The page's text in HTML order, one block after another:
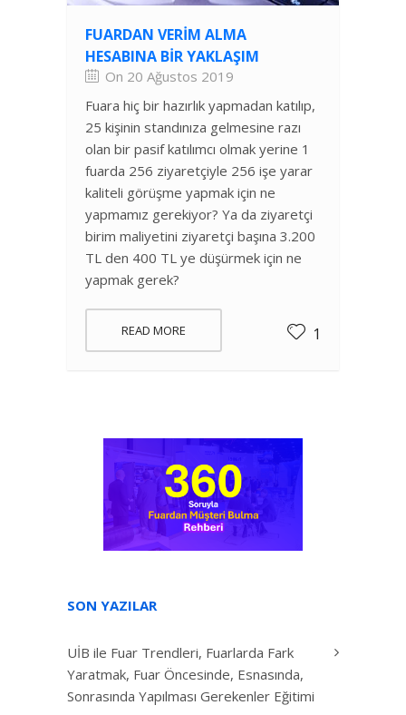
FUARDAN VERIM ALMA
HESABINA BIR YAKLAŞIM
On 20 Ağustos 2019
Fuara hiç bir hazırlık yapmadan katılıp,
25 kişinin standınıza gelmesine razı
olan bir pasif katılımcı olmak yerine 1
fuarda 256 ziyaretçiyle 256 işe yarar
kaliteli görüşme yapmak için ne
yapmamız gerekiyor? Ya da ziyaretçi
birim maliyetini ziyaretçi başına 3.200
TL den 400 TL ye düşürmek için ne
yapmak gerek?
READ MORE 1
SON YAZILAR
UİB ile Fuar Trendleri, Fuarlarda Fark
Yaratmak, Fuar Öncesinde, Esnasında,
Sonrasında Yapılması Gerekenler Eğitimi